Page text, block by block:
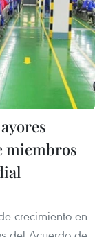
miembros
crecimiento en